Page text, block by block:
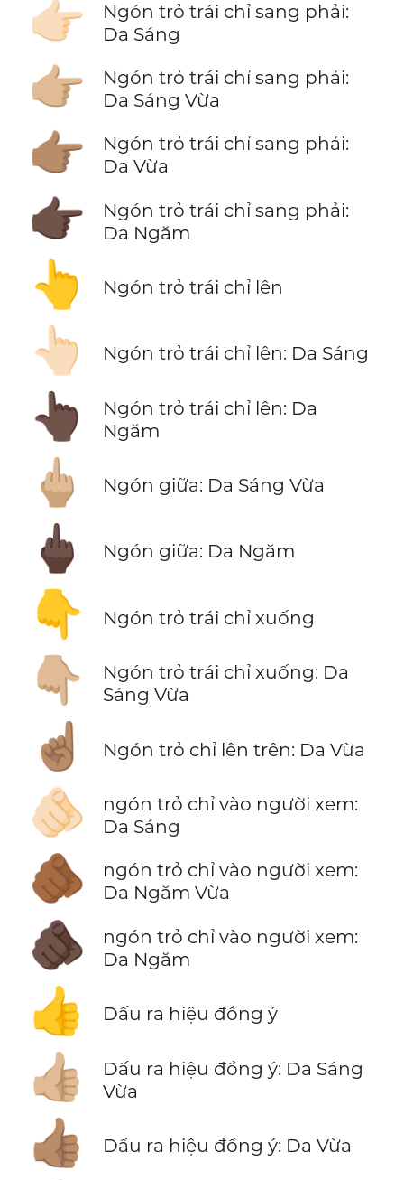
👉🏻
Ngón trỏ trái chỉ sang phải:
Da Sáng
👉🏼
Ngón trỏ trái chỉ sang phải:
Da Sáng Vừa
👉🏽
Ngón trỏ trái chỉ sang phải:
Da Vừa
👉🏿
Ngón trỏ trái chỉ sang phải:
Da Ngăm
👆 Ngón trỏ trái chỉ lên
👆🏻 Ngón trỏ trái chỉ lên: Da Sáng
👆🏿
Ngón trỏ trái chỉ lên: Da
Ngăm
🖕🏼 Ngón giữa: Da Sáng Vừa
🖕🏿 Ngón giữa: Da Ngăm
👇 Ngón trỏ trái chỉ xuống
👇🏼
Ngón trỏ trái chỉ xuống: Da
Sáng Vừa
☝🏽 Ngón trỏ chỉ lên trên: Da Vừa
🫵🏻
ngón trỏ chỉ vào người xem:
Da Sáng
🫵🏾
ngón trỏ chỉ vào người xem:
Da Ngăm Vừa
🫵🏿
ngón trỏ chỉ vào người xem:
Da Ngăm
👍 Dấu ra hiệu đồng ý
👍🏼
Dấu ra hiệu đồng ý: Da Sáng
Vừa
👍🏽 Dấu ra hiệu đồng ý: Da Vừa